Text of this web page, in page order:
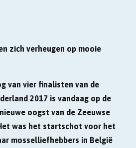
zich verheugen op mooie
van vier finalisten van de
2017 is vandaag op de
oogst van de Zeeuwse
was het startschot voor het
mosselliefhebbers in België